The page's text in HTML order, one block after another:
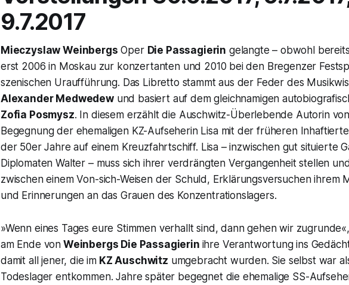
9.7.2017
Mieczyslaw Weinbergs Oper Die Passagierin gelangte – obwohl
erst 2006 in Moskau zur konzertanten und 2010 bei den Bregenzer
szenischen Uraufführung. Das Libretto stammt aus der Feder des
Alexander Medwedewund basiert auf dem gleichnamigen
Zofia Posmysz. In diesem erzählt die Auschwitz-Überlebende Autorin
Begegnung der ehemaligen KZ-Aufseherin Lisa mit der früheren
der 50er Jahre auf einem Kreuzfahrtschiff. Lisa – inzwischen gut situierte
Diplomaten Walter – muss sich ihrer verdrängten Vergangenheit stellen
zwischen einem Von-sich-Weisen der Schuld, Erklärungsversuchen ihrem
und Erinnerungen an das Grauen des Konzentrationslagers.
»Wenn eines Tages eure Stimmen verhallt sind, dann gehen wir zugrunde«,
am Ende von Weinbergs Die Passagierin ihre Verantwortung ins
damit all jener, die im KZ Auschwitz umgebracht wurden. Sie selbst war
Todeslager entkommen. Jahre später begegnet die ehemalige SS-